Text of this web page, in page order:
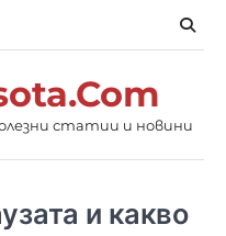
статии и новини
и какво